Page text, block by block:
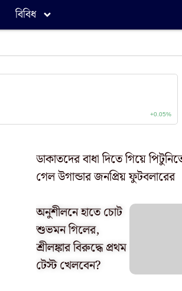
বিবিধ
ডাকাতদের বাধা দিতে গিয়ে
গেল উগান্ডার জনপ্রিয় ফুটবলারের
অনুশীলনে হাতে চোট
শুভমন গিলের,
শ্রীলঙ্কার বিরুদ্ধে প্রথম
টেস্ট খেলবেন?